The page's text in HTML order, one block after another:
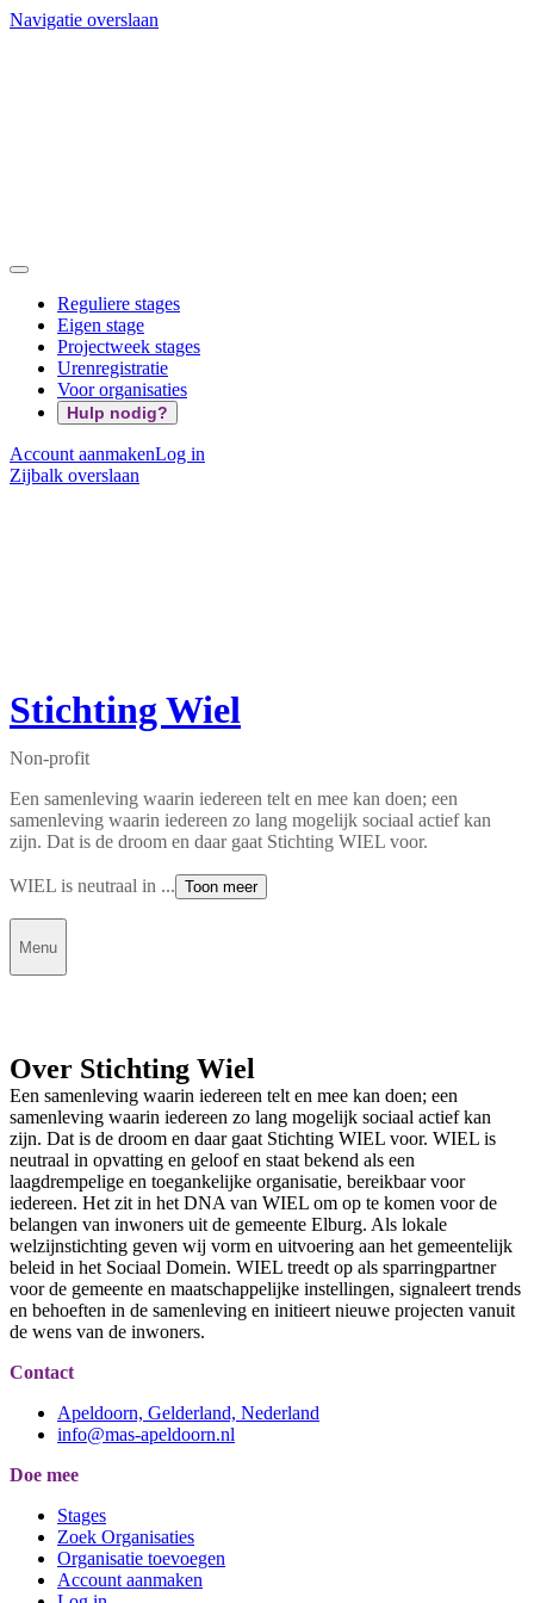
Navigatie overslaan
Reguliere stages
Eigen stage
Projectweek stages
Urenregistratie
Voor organisaties
Hulp nodig?
Account aanmakenLog in
Zijbalk overslaan
Stichting Wiel
Non-profit
Een samenleving waarin iedereen telt en mee kan doen; een
samenleving waarin iedereen zo lang mogelijk sociaal actief kan
zijn. Dat is de droom en daar gaat Stichting WIEL voor.
WIEL is neutraal in ... Toon meer
Menu
Over Stichting Wiel
Een samenleving waarin iedereen telt en mee kan doen; een
samenleving waarin iedereen zo lang mogelijk sociaal actief kan
zijn. Dat is de droom en daar gaat Stichting WIEL voor. WIEL is
neutraal in opvatting en geloof en staat bekend als een
laagdrempelige en toegankelijke organisatie, bereikbaar voor
iedereen. Het zit in het DNA van WIEL om op te komen voor de
belangen van inwoners uit de gemeente Elburg. Als lokale
welzijnstichting geven wij vorm en uitvoering aan het gemeentelijk
beleid in het Sociaal Domein. WIEL treedt op als sparringpartner
voor de gemeente en maatschappelijke instellingen, signaleert trends
en behoeften in de samenleving en initieert nieuwe projecten vanuit
de wens van de inwoners.
Contact
Apeldoorn, Gelderland, Nederland
info@mas-apeldoorn.nl
Doe mee
Stages
Zoek Organisaties
Organisatie toevoegen
Account aanmaken